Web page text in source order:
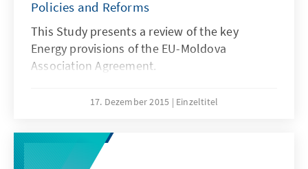
Policies and Reforms
This Study presents a review of the key
Energy provisions of the EU-Moldova
Association Agreement.
17. Dezember 2015 Einzeltitel